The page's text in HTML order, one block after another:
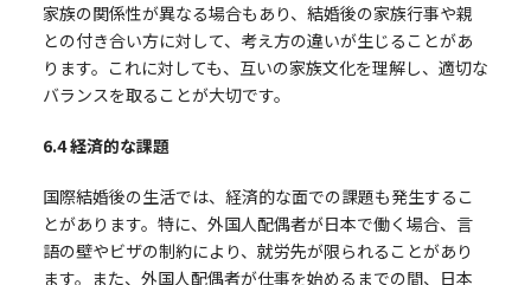
家族の関係性が異なる場合もあり、結婚後の家族行事や親
との付き合い方に対して、考え方の違いが生じることがあ
ります。これに対しても、互いの家族文化を理解し、適切な
バランスを取ることが大切です。
6.4経済的な課題
国際結婚後の生活では、経済的な面での課題も発生するこ
とがあります。特に、外国人配偶者が日本で働く場合、言
語の壁やビザの制約により、就労先が限られることがあり
ます。また、外国人配偶者が仕事を始めるまでの間、日本